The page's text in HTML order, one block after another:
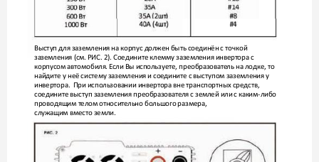
Выступ для заземления на корпус должен быть соединён с точкой
заземления (см. РИС. 2). Соедините клемму заземления инвертора с
корпусом автомобиля. Если Вы используете, преобразователь на лодке, то
найдите у неё систему заземления и соедините с выступом заземления у
инвертора.  При использовании инвертора вне транспортных средств,
соедините выступ заземления преобразователя с землей или с каким-либо
проводящим телом относительно большого размера,
служащим вместо земли.